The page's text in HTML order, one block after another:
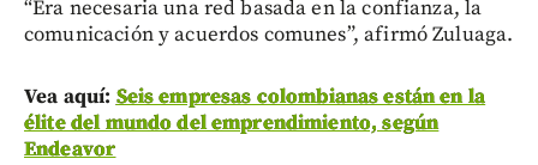
“Era necesaria una red basada en la confianza, la
comunicación y acuerdos comunes”, afirmó Zuluaga.
Vea aquí: Seis empresas colombianas están en la
élite del mundo del emprendimiento, según
Endeavor